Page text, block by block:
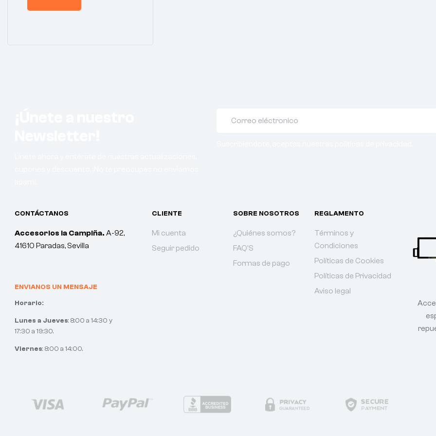
CONTÁCTANOS
Accesorios la Campiña. A-92,
41610 Paradas, Sevilla
ENVIANOS UN MENSAJE
Horario:
Lunes a Jueves: 8:00 a 14:30 y
17:30 a 19:30.
Viernes: 8:00 a 14:00.
CLIENTE
Mi cuenta
Seguir pedido
SOBRE NOSOTROS
¿Quiénes somos?
FAQ'S
Formas de pago
REGLAMENTO
Términos y
Condiciones
Políticas de Cookies
Políticas de Privacidad
Aviso legal